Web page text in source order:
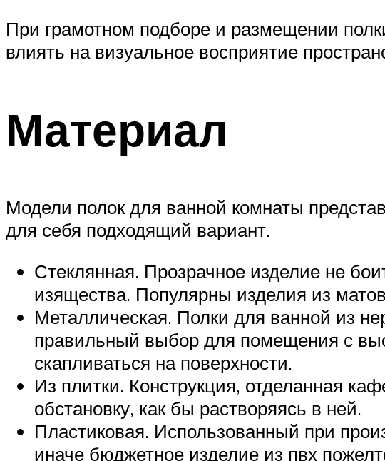
При грамотном подборе и размещении
влиять на визуальное восприятие
Материал
Модели полок для ванной комнаты
для себя подходящий вариант.
Стеклянная. Прозрачное изделие не
изящества. Популярны изделия из
Металлическая. Полки для ванной из
правильный выбор для помещения с
скапливаться на поверхности.
Из плитки. Конструкция, отделанная
обстановку, как бы растворяясь в ней.
Пластиковая. Использованный при
иначе бюджетное изделие из пвх